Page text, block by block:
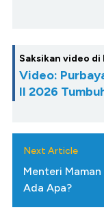
Saksikan video di
Video:
II 2026
Next Article
Menteri
Ada Apa?